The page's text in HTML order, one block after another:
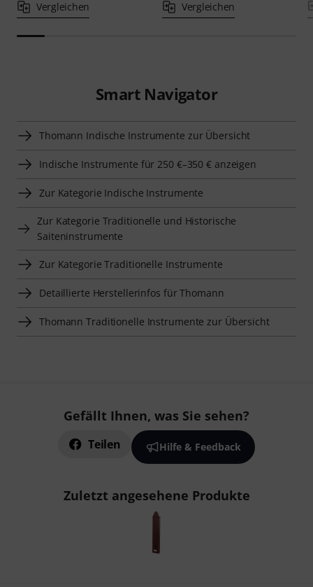
Vergleichen Vergleichen
Smart Navigator
Thomann Indische Instrumente zur Übersicht
Indische Instrumente für 250 €–350 € anzeigen
Zur Kategorie Indische Instrumente
Zur Kategorie Traditionelle und Historische
Saiteninstrumente
Zur Kategorie Traditionelle Instrumente
Detaillierte Herstellerinfos für Thomann
Thomann Traditionelle Instrumente zur Übersicht
Gefällt Ihnen, was Sie sehen?
Teilen Hilfe & Feedback
Zuletzt angesehene Produkte